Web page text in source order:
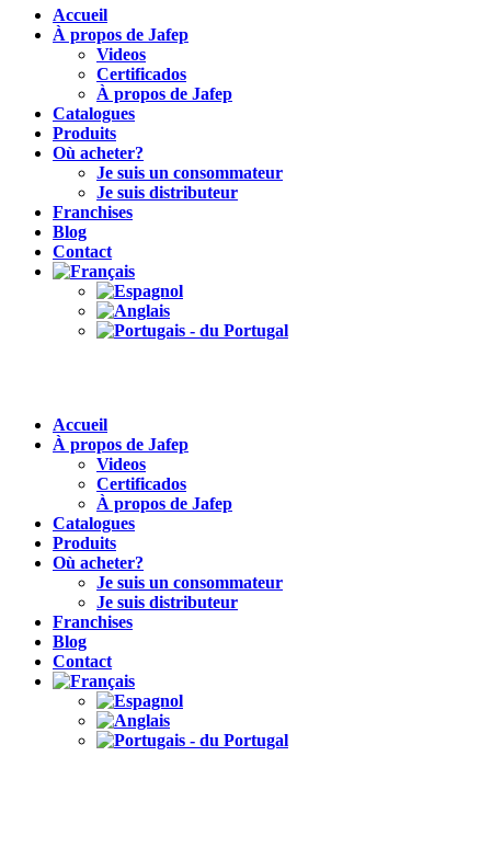
Accueil
À propos de Jafep
Videos
Certificados
À propos de Jafep
Catalogues
Produits
Où acheter?
Je suis un consommateur
Je suis distributeur
Franchises
Blog
Contact
Accueil
À propos de Jafep
Videos
Certificados
À propos de Jafep
Catalogues
Produits
Où acheter?
Je suis un consommateur
Je suis distributeur
Franchises
Blog
Contact